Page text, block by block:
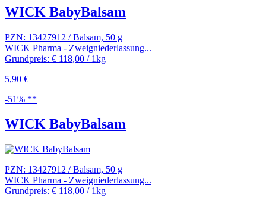
WICK BabyBalsam
PZN: 13427912 / Balsam, 50 g
WICK Pharma - Zweigniederlassung...
Grundpreis: € 118,00 / 1kg
5,90 €
-51% **
WICK BabyBalsam
PZN: 13427912 / Balsam, 50 g
WICK Pharma - Zweigniederlassung...
Grundpreis: € 118,00 / 1kg